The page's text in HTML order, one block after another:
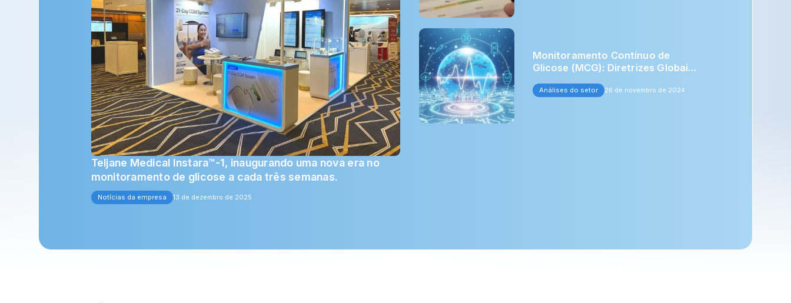
Teljane Medical Instara™-1, inaugurando uma nova era no
monitoramento de glicose a cada três semanas.
Notícias da empresa 13 de dezembro de 2025
Monitoramento Contínuo de
Glicose (MCG): Diretrizes Globais
Análises do setor 26 de novembro de 2024